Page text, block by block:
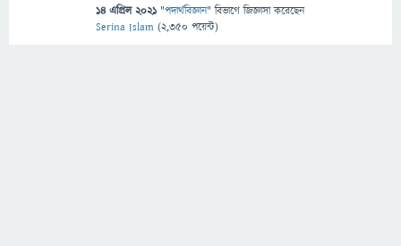
14 এপ্রিল 2021 "পদার্থবিজ্ঞান" বিভাগে জিজ্ঞাসাকরেছেন
Serina Islam (2,350 পয়েন্ট)